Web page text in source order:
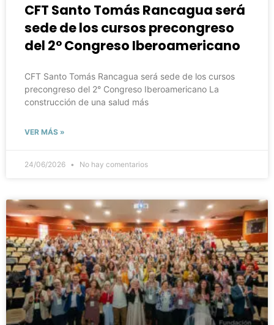
CFT Santo Tomás Rancagua será
sede de los cursos precongreso
del 2° Congreso Iberoamericano
CFT Santo Tomás Rancagua será sede de los cursos
precongreso del 2° Congreso Iberoamericano La
construcción de una salud más
VER MÁS »
24/06/2026 No hay comentarios